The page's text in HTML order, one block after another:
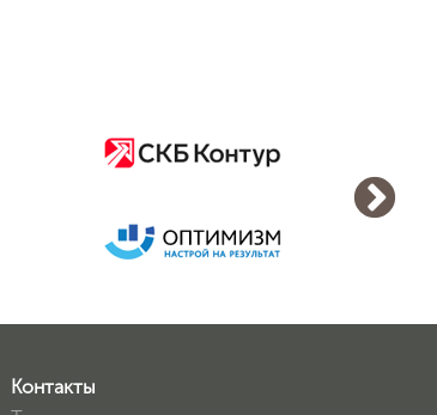
Контакты